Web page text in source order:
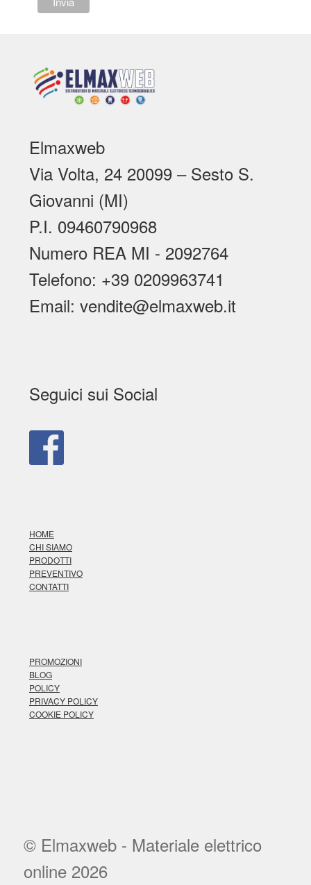
Elmaxweb
Via Volta, 24 20099 – Sesto S.
Giovanni (MI)
P.I. 09460790968
Numero REA MI - 2092764
Telefono: +39 0209963741
Email: vendite@elmaxweb.it
Seguici sui Social
HOME
CHI SIAMO
PRODOTTI
PREVENTIVO
CONTATTI
PROMOZIONI
BLOG
POLICY
PRIVACY POLICY
COOKIE POLICY
© Elmaxweb - Materiale elettrico
online 2026